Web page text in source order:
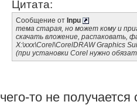
Цитата:
Сообщение от Inpu
тема старая, но может кому и
скачать вложение, распаковать,
X:\xxx\Corel\CorelDRAW Graphics
(при установки Corel нужно
чего-то не